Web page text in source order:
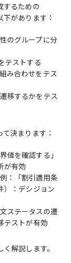
するための
があります：
のグループに分
テストする
み合わせをテス
移するかをテス
決まります：
値を確認する」
が有効
例：「割引適用条
）：デシジョン
文ステータスの遷
テストが有効
解説します。